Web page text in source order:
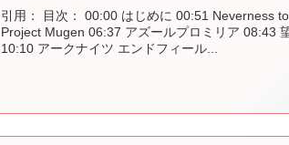
引用： 目次： 00:00 はじめに 00:51 Neverness
Project Mugen 06:37 アズールプロミリア 08:43
10:10 アークナイツ エンドフィール...